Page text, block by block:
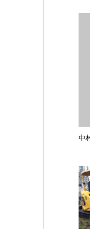
中